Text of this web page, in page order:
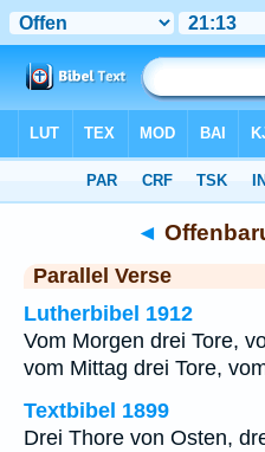
◄
Parallel Verse
Lutherbibel 1912
Vom Morgen drei Tore,
vom Mittag drei Tore,
Textbibel 1899
Drei Thore von Osten,